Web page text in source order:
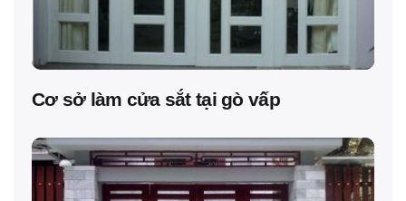
Cơ sở làm cửa sắt tại gò vấp